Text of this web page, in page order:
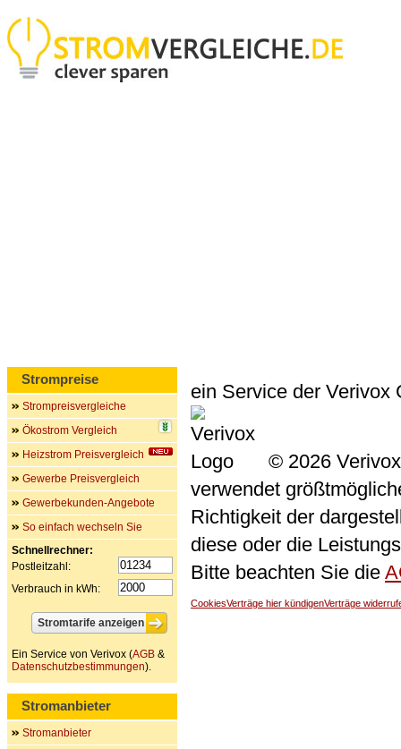
ein Service der Verivox
© 2026
verwendet
Richtigkeit der
diese oder die
Bitte beachten Sie die
CookiesVerträge hier kündigenVerträge
Strompreise
Strompreisvergleiche
Ökostrom Vergleich
Heizstrom Preisvergleich
Gewerbe Preisvergleich
Gewerbekunden-Angebote
So einfach wechseln Sie
Schnellrechner:
Postleitzahl:
Verbrauch in kWh:
Ein Service von Verivox (AGB &
Datenschutzbestimmungen).
Stromanbieter
Stromanbieter